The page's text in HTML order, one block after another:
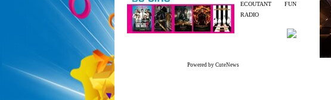
ECOUTANT FUN
RADIO
Powered by CuteNews